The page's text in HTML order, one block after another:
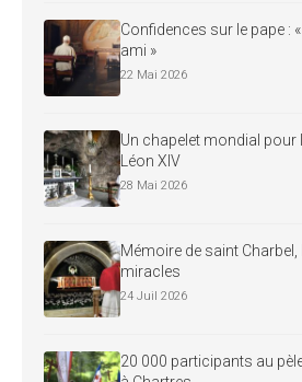
Confidences sur le pape :
ami »
22 Mai 2026
Un chapelet mondial pour
Léon XIV
28 Mai 2026
Mémoire de saint
miracles
24 Juil 2026
20 000 participants au